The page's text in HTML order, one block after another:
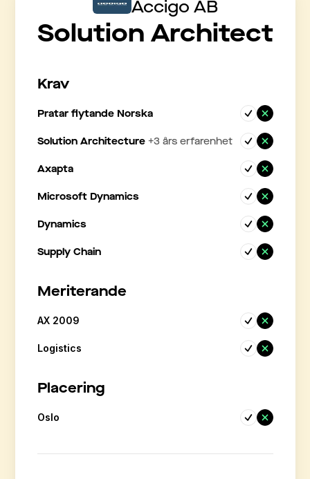
Accigo AB
Solution Architect
Krav
Pratar flytande Norska
Solution Architecture +3 års erfarenhet
Axapta
Microsoft Dynamics
Dynamics
Supply Chain
Meriterande
AX 2009
Logistics
Placering
Oslo